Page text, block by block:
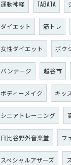
運動神経 TABATA
ダイエット 筋トレ
女性ダイエット ボク
バンテージ 越谷市
ボディーメイク キッ
シニアトレーニング
日比谷野外音楽堂 フ
スペシャルアザーズ